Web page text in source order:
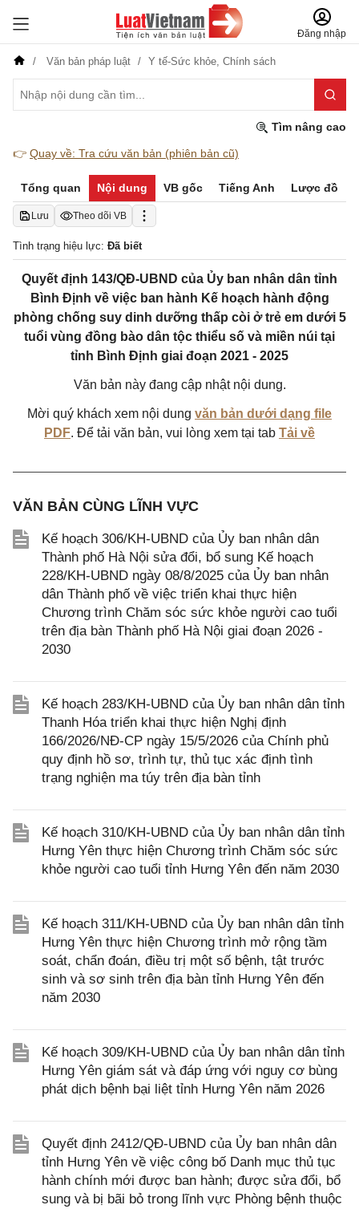
Đăng nhập
Văn bản pháp luật Y tế-Sức khỏe, Chính sách
Tìm nâng cao
👉 Quay về: Tra cứu văn bản (phiên bản cũ)
Tổng quan Nội dung VB gốc Tiếng Anh Lược đồ
Lưu Theo dõi VB
Tình trạng hiệu lực: Đã biết
Quyết định 143/QĐ-UBND của Ủy ban nhân dân tỉnh
Bình Định về việc ban hành Kế hoạch hành động
phòng chống suy dinh dưỡng thấp còi ở trẻ em dưới 5
tuổi vùng đồng bào dân tộc thiểu số và miền núi tại
tỉnh Bình Định giai đoạn 2021 - 2025
Văn bản này đang cập nhật nội dung.
Mời quý khách xem nội dung văn bản dưới dạng file
PDF. Để tải văn bản, vui lòng xem tại tab Tải về
VĂN BẢN CÙNG LĨNH VỰC
Kế hoạch 306/KH-UBND của Ủy ban nhân dân
Thành phố Hà Nội sửa đổi, bổ sung Kế hoạch
228/KH-UBND ngày 08/8/2025 của Ủy ban nhân
dân Thành phố về việc triển khai thực hiện
Chương trình Chăm sóc sức khỏe người cao tuổi
trên địa bàn Thành phố Hà Nội giai đoạn 2026 -
2030
Kế hoạch 283/KH-UBND của Ủy ban nhân dân tỉnh
Thanh Hóa triển khai thực hiện Nghị định
166/2026/NĐ-CP ngày 15/5/2026 của Chính phủ
quy định hồ sơ, trình tự, thủ tục xác định tình
trạng nghiện ma túy trên địa bàn tỉnh
Kế hoạch 310/KH-UBND của Ủy ban nhân dân tỉnh
Hưng Yên thực hiện Chương trình Chăm sóc sức
khỏe người cao tuổi tỉnh Hưng Yên đến năm 2030
Kế hoạch 311/KH-UBND của Ủy ban nhân dân tỉnh
Hưng Yên thực hiện Chương trình mở rộng tầm
soát, chẩn đoán, điều trị một số bệnh, tật trước
sinh và sơ sinh trên địa bàn tỉnh Hưng Yên đến
năm 2030
Kế hoạch 309/KH-UBND của Ủy ban nhân dân tỉnh
Hưng Yên giám sát và đáp ứng với nguy cơ bùng
phát dịch bệnh bại liệt tỉnh Hưng Yên năm 2026
Quyết định 2412/QĐ-UBND của Ủy ban nhân dân
tỉnh Hưng Yên về việc công bố Danh mục thủ tục
hành chính mới được ban hành; được sửa đổi, bổ
sung và bị bãi bỏ trong lĩnh vực Phòng bệnh thuộc